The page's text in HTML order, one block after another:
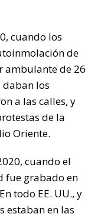
cuando los
de
ambulante de 26
los
a las calles, y
de la
Oriente.
cuando el
fue grabado en
todo EE. UU., y
estaban en las